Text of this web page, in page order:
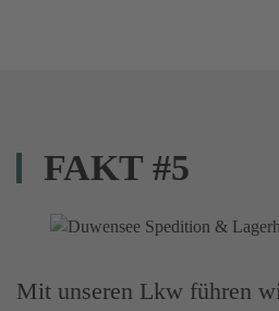
FAKT #5
Mit unseren Lkw führen